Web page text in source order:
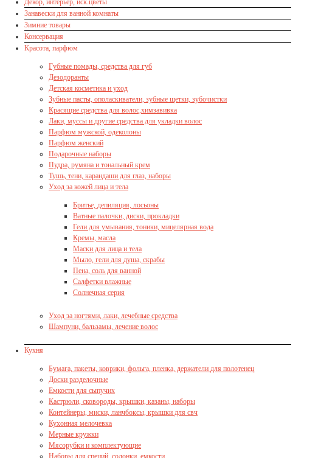
Декор, интерьер, иск.цветы
Занавески для ванной комнаты
Зимние товары
Консервация
Красота, парфюм
Губные помады, средства для губ
Дезодоранты
Детская косметика и уход
Зубные пасты, ополаскиватели, зубные щетки, зубочистки
Красящие средства для волос,химзавивка
Лаки, муссы и другие средства для укладки волос
Парфюм мужской, одеколоны
Парфюм женский
Подарочные наборы
Пудра, румяна и тональный крем
Тушь, тени, карандаши для глаз, наборы
Уход за кожей лица и тела
Бритье, депиляция, лосьоны
Ватные палочки, диски, прокладки
Гели для умывания, тоники, мицелярная вода
Кремы, масла
Маски для лица и тела
Мыло, гели для душа, скрабы
Пена, соль для ванной
Салфетки влажные
Солнечная серия
Уход за ногтями, лаки, лечебные средства
Шампуни, бальзамы, лечение волос
Кухня
Бумага, пакеты, коврики, фольга, пленка, держатели для полотенец
Доски разделочные
Емкости для сыпучих
Кастрюли, сковороды, крышки, казаны, наборы
Контейнеры, миски, ланчбоксы, крышки для свч
Кухонная мелочевка
Мерные кружки
Мясорубки и комплектующие
Наборы для специй, солонки, емкости